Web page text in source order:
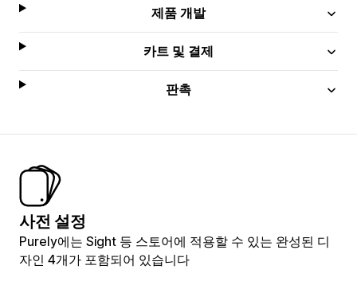
제품 개발
카트 및 결제
판촉
사전 설정
Purely에는 Sight 등 스토어에 적용할 수 있는 완성된 디
자인 4개가 포함되어 있습니다